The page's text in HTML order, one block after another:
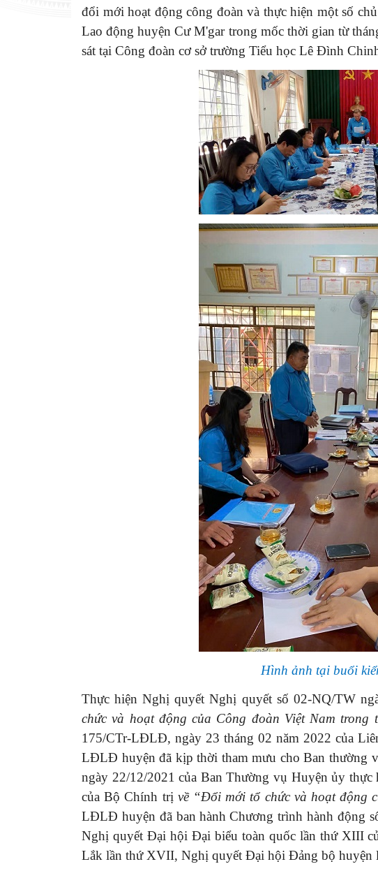
đổi mới hoạt động công đoàn và thực hiện một số
Lao động huyện Cư M'gar trong mốc thời gian từ
sát tại Công đoàn cơ sở trường Tiểu học Lê Đình
Hình ảnh tại buổi
Thực hiện Nghị quyếtNghị quyết số 02-NQ/TW
chức và hoạt động của Công đoàn Việt Nam trong
175/CTr-LĐLĐ, ngày 23 tháng 02 năm 2022 của
LĐLĐ huyện đã kịp thời tham mưu cho Ban thường
ngày 22/12/2021 của Ban Thường vụ Huyện ủy
của Bộ Chính trị về “Đổi mới tổ chức và hoạt động
LĐLĐ huyện đã ban hành Chương trình hành động
Nghị quyết Đại hội Đại biểu toàn quốc lần thứ XIII
Lắk lần thứ XVII, Nghị quyết Đại hội Đảng bộ huyện